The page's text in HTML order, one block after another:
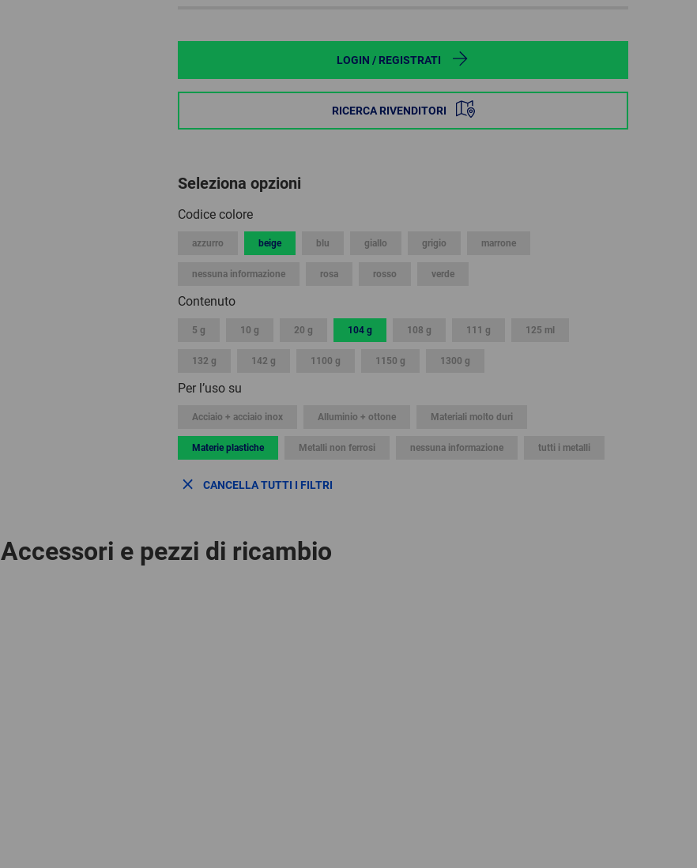
SWEDEN
SWITZERLAND
ENGLISH
LOGIN / REGISTRATI
RICERCA RIVENDITORI
Seleziona opzioni
Codice colore
azzurro beige blu giallo grigio marrone
nessuna informazione rosa rosso verde
Contenuto
5 g 10 g 20 g 104 g 108 g 111 g 125 ml
132 g 142 g 1100 g 1150 g 1300 g
Per l’uso su
Acciaio + acciaio inox Alluminio + ottone Materiali molto duri
Materie plastiche Metalli non ferrosi nessuna informazione tutti i metalli
CANCELLA TUTTI I FILTRI
Accessori e pezzi di ricambio